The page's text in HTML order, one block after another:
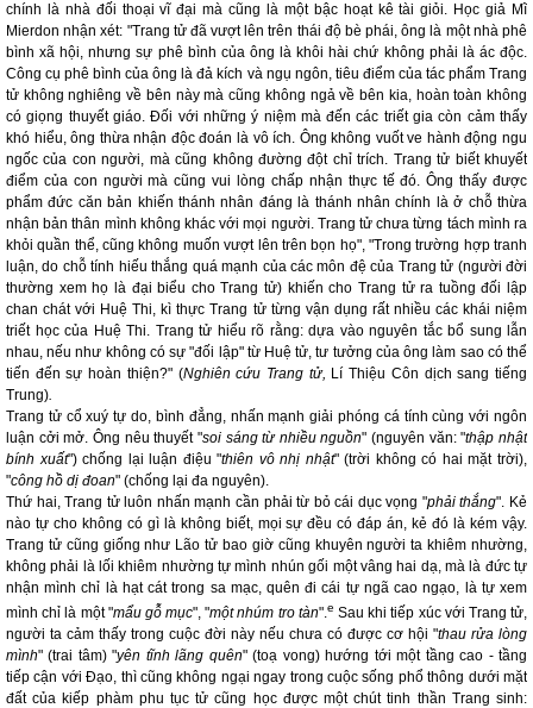
chính là nhà đối thoại vĩ đại mà cũng là một bậc hoạt kê tài giỏi. Học giả Mĩ
Mierdon nhận xét: "Trang tử đã vượt lên trên thái độ bè phái, ông là một nhà phê
bình xã hội, nhưng sự phê bình của ông là khôi hài chứ không phải là ác độc.
Công cụ phê bình của ông là đả kích và ngụ ngôn, tiêu điểm của tác phẩm Trang
tử không nghiêng về bên này mà cũng không ngả về bên kia, hoàn toàn không
có giọng thuyết giáo. Đối với những ý niệm mà đến các triết gia còn cảm thấy
khó hiểu, ông thừa nhận độc đoán là vô ích. Ông không vuốt ve hành động ngu
ngốc của con người, mà cũng không đường đột chỉ trích. Trang tử biết khuyết
điểm của con người mà cũng vui lòng chấp nhận thực tế đó. Ông thấy được
phẩm đức căn bản khiến thánh nhân đáng là thánh nhân chính là ở chỗ thừa
nhận bản thân mình không khác với mọi người. Trang tử chưa từng tách mình ra
khỏi quần thể, cũng không muốn vượt lên trên bọn họ", "Trong trường hợp tranh
luận, do chỗ tính hiếu thắng quá mạnh của các môn đệ của Trang tử (người đời
thường xem họ là đại biểu cho Trang tử) khiến cho Trang tử ra tuồng đối lập
chan chát với Huệ Thi, kì thực Trang tử từng vận dụng rất nhiều các khái niệm
triết học của Huệ Thi. Trang tử hiểu rõ rằng: dựa vào nguyên tắc bổ sung lẫn
nhau, nếu như không có sự "đối lập" từ Huệ tử, tư tưởng của ông làm sao có thể
tiến đến sự hoàn thiện?" (Nghiên cứu Trang tử, Lí Thiệu Côn dịch sang tiếng
Trung).
Trang tử cổ xuý tự do, bình đẳng, nhấn mạnh giải phóng cá tính cùng với ngôn
luận cởi mở. Ông nêu thuyết "soi sáng từ nhiều nguồn" (nguyên văn: "thập nhật
bính xuất") chống lại luận điệu "thiên vô nhị nhật" (trời không có hai mặt trời),
"công hồ dị đoan" (chống lại đa nguyên).
Thứ hai, Trang tử luôn nhấn mạnh cần phải từ bỏ cái dục vọng "phải thắng". Kẻ
nào tự cho không có gì là không biết, mọi sự đều có đáp án, kẻ đó là kém vậy.
Trang tử cũng giống như Lão tử bao giờ cũng khuyên người ta khiêm nhường,
không phải là lối khiêm nhường tự mình nhún gối một vâng hai dạ, mà là đức tự
nhận mình chỉ là hạt cát trong sa mạc, quên đi cái tự ngã cao ngạo, là tự xem
mình chỉ là một "mẩu gỗ mục", "một nhúm tro tàn".e Sau khi tiếp xúc với Trang tử,
người ta cảm thấy trong cuộc đời này nếu chưa có được cơ hội "thau rửa lòng
mình" (trai tâm) "yên tĩnh lãng quên" (toạ vong) hướng tới một tầng cao - tầng
tiếp cận với Đạo, thì cũng không ngại ngay trong cuộc sống phổ thông dưới mặt
đất của kiếp phàm phu tục tử cũng học được một chút tinh thần Trang sinh: